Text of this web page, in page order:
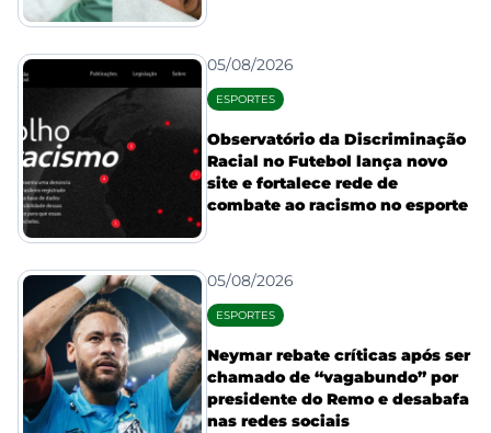
05/08/2026
ESPORTES
Observatório da Discriminação
Racial no Futebol lança novo
site e fortalece rede de
combate ao racismo no esporte
05/08/2026
ESPORTES
Neymar rebate críticas após ser
chamado de “vagabundo” por
presidente do Remo e desabafa
nas redes sociais